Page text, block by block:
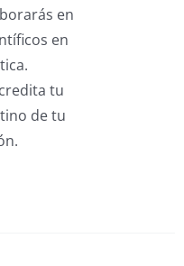
en
en
tu
de tu